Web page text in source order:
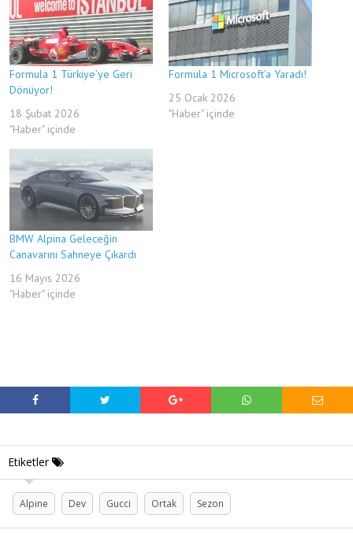
Formula 1 Türkiye’ye Geri
Dönüyor!
18 Şubat 2026
"Haber" içinde
Formula 1 Microsoft’a Yaradı!
25 Ocak 2026
"Haber" içinde
BMW Alpina Geleceğin
Canavarını Sahneye Çıkardı
16 Mayıs 2026
"Haber" içinde
Etiketler
Alpine Dev Gucci Ortak Sezon